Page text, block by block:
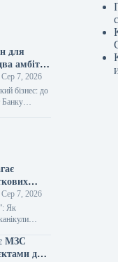
для
амбітні
Сер 7, 2026
бізнес: до
на атаки
Сер 7, 2026
Як
МЗС
для